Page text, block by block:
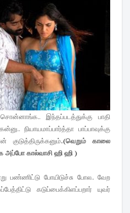
இந்தப்படத்துக்கு பாதி
நியாயமாப்பார்த்தா பாப்பாவுக்கு
.(வெறும் காலை
அப்போ கால்வாசி ஹி ஹி )
பண்ணிட்டு போயிடுச்சு போல.. வேற
கடுப்பைக்கிளப்பறார் யுவர்